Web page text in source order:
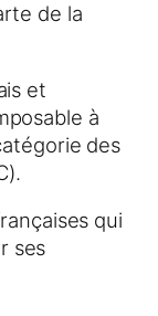
de la
et
à
des
qui
ses